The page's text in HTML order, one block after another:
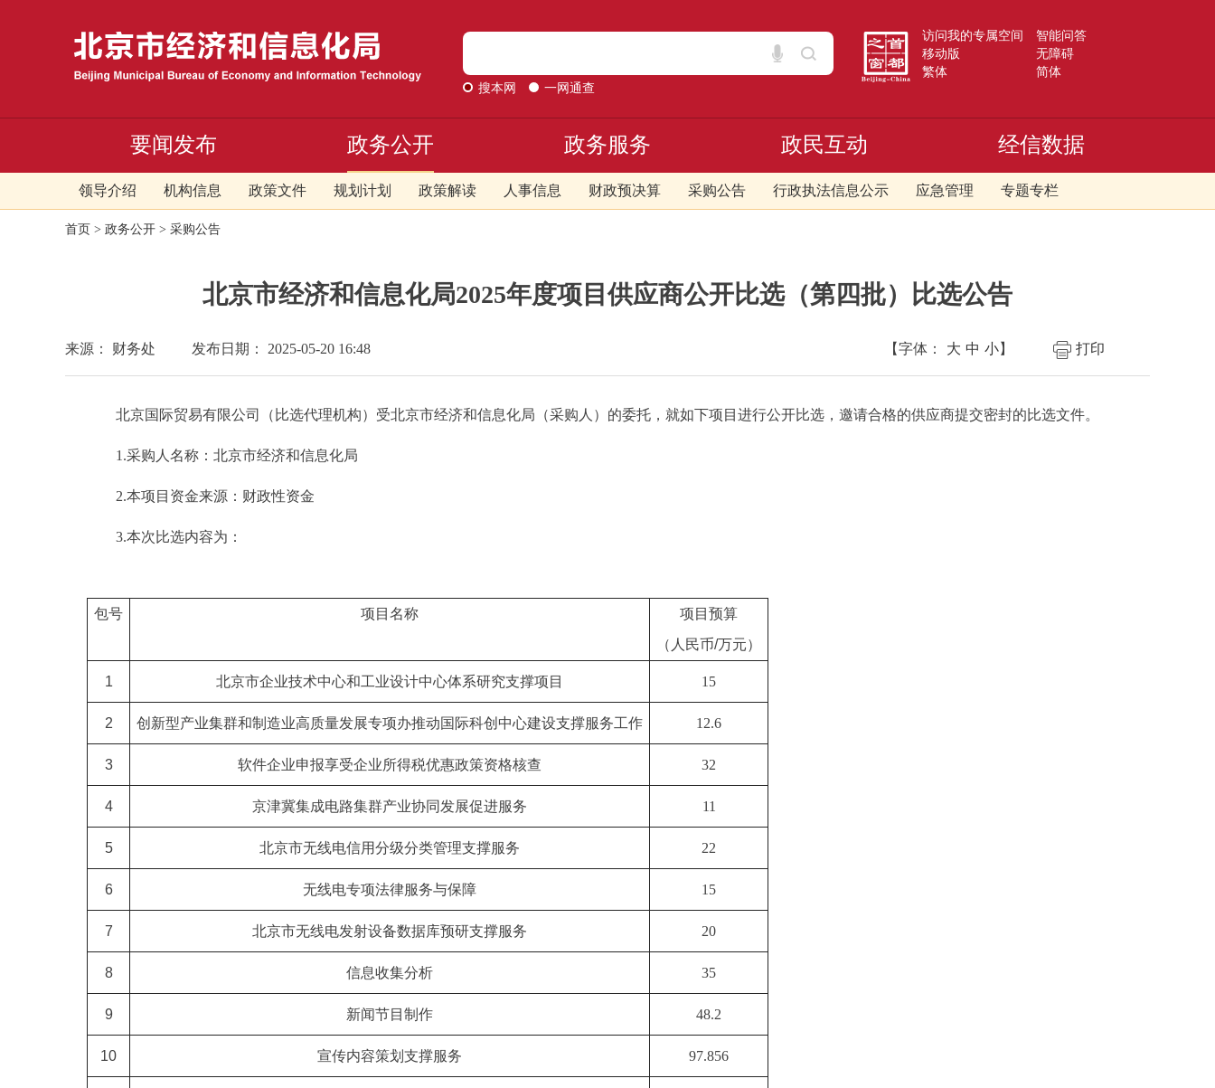
搜本网 一网通查
访问我的专属空间
智能问答
移动版
无障碍
繁体
简体
要闻发布 政务公开
领导介绍 机构信息 政策文件 规划计划 政策解读 人事信息 财政预决算 采购公告 行政执法信息公示 应急管理 专题专栏
政务服务 政民互动 经信数据
首页 > 政务公开 > 采购公告
北京市经济和信息化局2025年度项目供应商公开比选（第四批）比选公告
来源： 财务处 发布日期： 2025-05-20 16:48 【字体： 大 中 小】 打印
北京国际贸易有限公司（比选代理机构）受北京市经济和信息化局（采购人）的委托，就如下项目进行公开比选，邀请合格的供应商提交密封的比选文件。
1.采购人名称：北京市经济和信息化局
2.本项目资金来源：财政性资金
3.本次比选内容为：
包号 项目名称
项目预算
（人民币/万元）
1 北京市企业技术中心和工业设计中心体系研究支撑项目 15
2 创新型产业集群和制造业高质量发展专项办推动国际科创中心建设支撑服务工作 12.6
3 软件企业申报享受企业所得税优惠政策资格核查 32
4 京津冀集成电路集群产业协同发展促进服务 11
5 北京市无线电信用分级分类管理支撑服务 22
6 无线电专项法律服务与保障 15
7 北京市无线电发射设备数据库预研支撑服务 20
8 信息收集分析 35
9 新闻节目制作 48.2
10 宣传内容策划支撑服务 97.856